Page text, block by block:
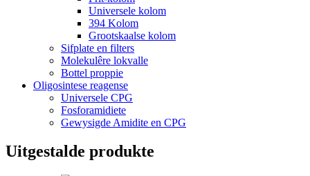
Universele kolom
394 Kolom
Grootskaalse kolom
Sifplate en filters
Molekulêre lokvalle
Bottel proppie
Oligosintese reagense
Universele CPG
Fosforamidiete
Gewysigde Amidite en CPG
Uitgestalde produkte